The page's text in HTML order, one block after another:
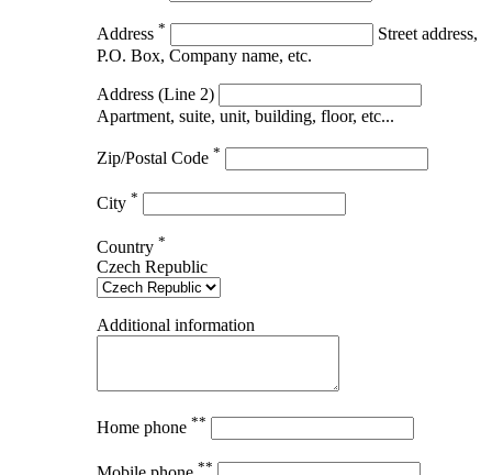
Address *
Street address,
P.O. Box, Company name, etc.
Address (Line 2)
Apartment, suite, unit, building, floor, etc...
Zip/Postal Code *
City *
Country *
Czech Republic
Additional information
Home phone **
**